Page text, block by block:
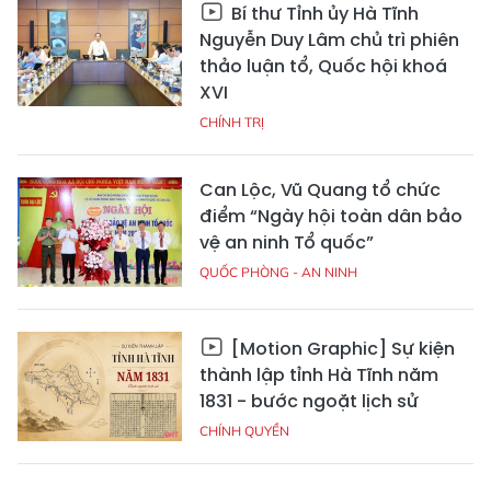
Bí thư Tỉnh ủy Hà Tĩnh
Nguyễn Duy Lâm chủ trì phiên
thảo luận tổ, Quốc hội khoá
XVI
CHÍNH TRỊ
Can Lộc, Vũ Quang tổ chức
điểm “Ngày hội toàn dân bảo
vệ an ninh Tổ quốc”
QUỐC PHÒNG - AN NINH
[Motion Graphic] Sự kiện
thành lập tỉnh Hà Tĩnh năm
1831 - bước ngoặt lịch sử
CHÍNH QUYỀN